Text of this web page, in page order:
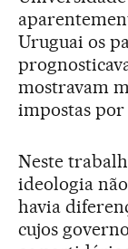
Uruguai os
mostravam
impostas por
Neste
ideologia
havia
cujos